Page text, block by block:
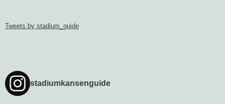
Tweets by stadium_guide
stadiumkansenguide